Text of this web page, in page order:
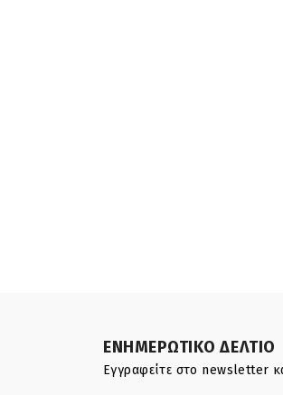
ΕΝΗΜΕΡΩΤΙΚΟ ΔΕΛΤΙΟ
Εγγραφείτε στο newsletter